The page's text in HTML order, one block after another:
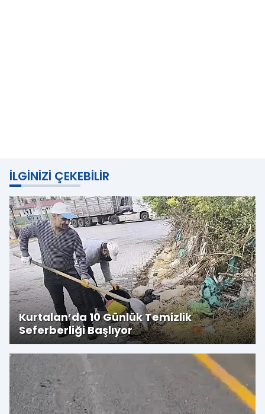
İLGINIZI ÇEKEBILIR
Kurtalan’da 10 Günlük Temizlik
Seferberliği Başlıyor